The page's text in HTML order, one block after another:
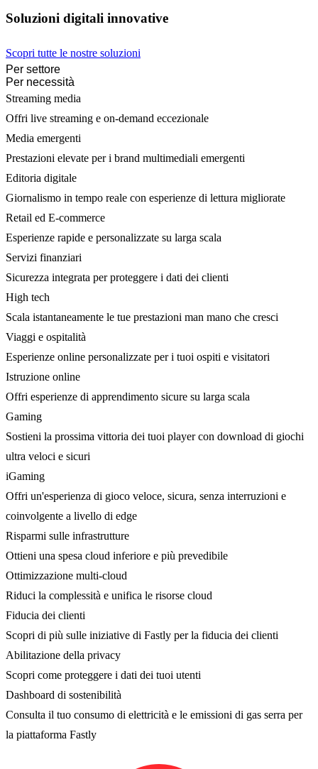
Soluzioni digitali innovative
Scopri tutte le nostre soluzioni
Per settore
Per necessità
Streaming media
Offri live streaming e on-demand eccezionale
Media emergenti
Prestazioni elevate per i brand multimediali emergenti
Editoria digitale
Giornalismo in tempo reale con esperienze di lettura migliorate
Retail ed E-commerce
Esperienze rapide e personalizzate su larga scala
Servizi finanziari
Sicurezza integrata per proteggere i dati dei clienti
High tech
Scala istantaneamente le tue prestazioni man mano che cresci
Viaggi e ospitalità
Esperienze online personalizzate per i tuoi ospiti e visitatori
Istruzione online
Offri esperienze di apprendimento sicure su larga scala
Gaming
Sostieni la prossima vittoria dei tuoi player con download di giochi
ultra veloci e sicuri
iGaming
Offri un'esperienza di gioco veloce, sicura, senza interruzioni e
coinvolgente a livello di edge
Risparmi sulle infrastrutture
Ottieni una spesa cloud inferiore e più prevedibile
Ottimizzazione multi-cloud
Riduci la complessità e unifica le risorse cloud
Fiducia dei clienti
Scopri di più sulle iniziative di Fastly per la fiducia dei clienti
Abilitazione della privacy
Scopri come proteggere i dati dei tuoi utenti
Dashboard di sostenibilità
Consulta il tuo consumo di elettricità e le emissioni di gas serra per
la piattaforma Fastly